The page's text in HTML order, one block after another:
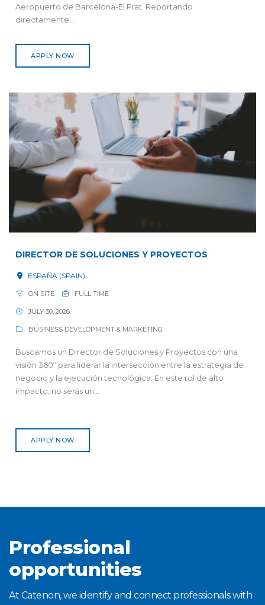
Aeropuerto de Barcelona-El Prat. Reportando
directamente...
APPLY NOW
DIRECTOR DE SOLUCIONES Y PROYECTOS
ESPAÑA (SPAIN)
ON SITE FULL TIME
JULY 30, 2026
BUSINESS DEVELOPMENT & MARKETING
Buscamos un Director de Soluciones y Proyectos con una
visión 360º para liderar la intersección entre la estrategia de
negocio y la ejecución tecnológica. En este rol de alto
impacto, no serás un...
APPLY NOW
Professional
opportunities
At Catenon, we identify and connect professionals with